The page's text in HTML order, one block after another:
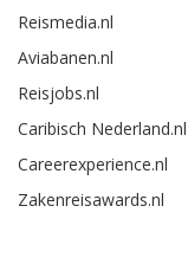
Reismedia.nl
Aviabanen.nl
Reisjobs.nl
Caribisch Nederland.nl
Careerexperience.nl
Zakenreisawards.nl